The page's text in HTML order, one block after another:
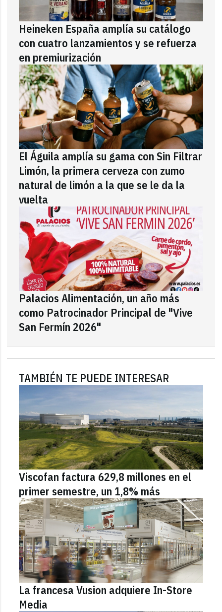
Heineken España amplía su catálogo
con cuatro lanzamientos y se refuerza
en premiurización
El Águila amplía su gama con Sin Filtrar
Limón, la primera cerveza con zumo
natural de limón a la que se le da la
vuelta
Palacios Alimentación, un año más
como Patrocinador Principal de "Vive
San Fermín 2026"
TAMBIÉN TE PUEDE INTERESAR
Viscofan factura 629,8 millones en el
primer semestre, un 1,8% más
La francesa Vusion adquiere In-Store
Media